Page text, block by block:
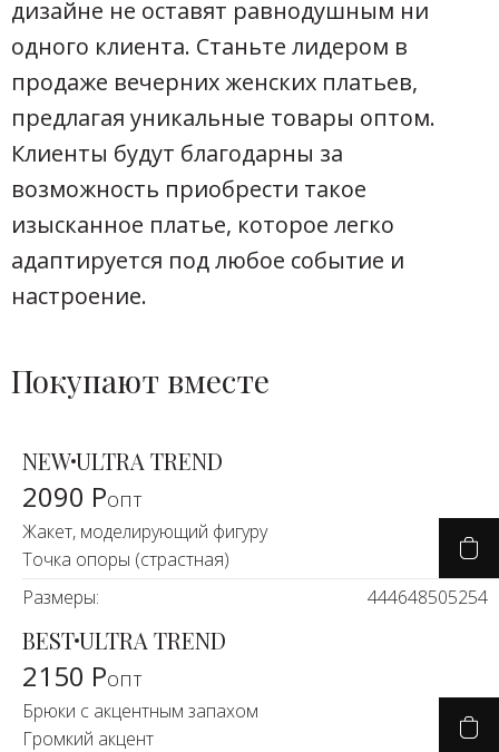
дизайне не оставят равнодушным ни
одного клиента. Станьте лидером в
продаже вечерних женских платьев,
предлагая уникальные товары оптом.
Клиенты будут благодарны за
возможность приобрести такое
изысканное платье, которое легко
адаптируется под любое событие и
настроение.
Покупают вместе
NEWULTRA TREND
2090 Ропт
Жакет, моделирующий фигуру
Точка опоры (страстная)
Размеры:
444648505254
BESTULTRA TREND
2150 Ропт
Брюки с акцентным запахом
Громкий акцент